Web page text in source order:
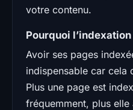
votre contenu.
Pourquoi
Avoir ses pages
indispensable car cela
Plus une page est
fréquemment, plus